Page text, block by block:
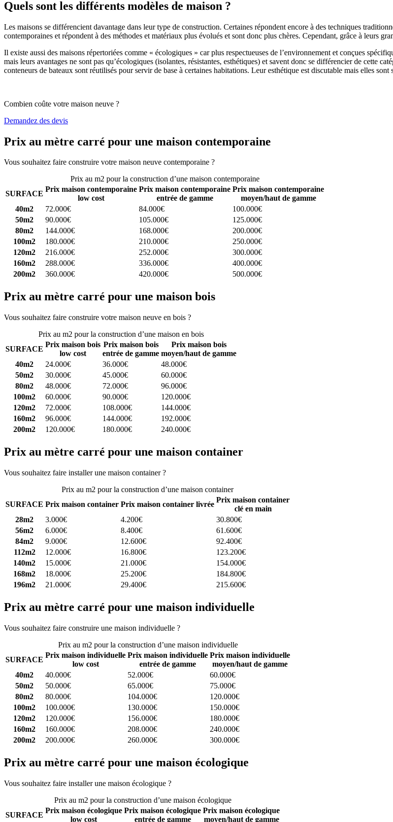
Quels sont les différents modèles de maison ?
Les maisons se différencient davantage dans leur type de construction. Certaines répondent encore à des techniques
contemporaines et répondent à des méthodes et matériaux plus évolués et sont donc plus chères. Cependant, grâce à leurs
Il existe aussi des maisons répertoriées comme « écologiques » car plus respectueuses de l’environnement et conçues
mais leurs avantages ne sont pas qu’écologiques (isolantes, résistantes, esthétiques) et savent donc se différencier de cette
conteneurs de bateaux sont réutilisés pour servir de base à certaines habitations. Leur esthétique est discutable mais elles sont
Combien coûte votre maison neuve ?
Demandez des devis
Prix au mètre carré pour une maison contemporaine
Vous souhaitez faire construire votre maison neuve contemporaine ?
Prix au m2 pour la construction d’une maison contemporaine
SURFACE
Prix maison contemporaine
low cost
Prix maison contemporaine
entrée de gamme
Prix maison contemporaine
moyen/haut de gamme
40m2
72.000€ 84.000€
100.000€
50m2
90.000€ 105.000€
125.000€
80m2
144.000€ 168.000€
200.000€
100m2
180.000€ 210.000€
250.000€
120m2
216.000€ 252.000€
300.000€
160m2
288.000€ 336.000€
400.000€
200m2
360.000€ 420.000€ 500.000€
Prix au mètre carré pour une maison bois
Vous souhaitez faire construire votre maison neuve en bois ?
Prix au m2 pour la construction d’une maison en bois
SURFACE
Prix maison bois
low cost
Prix maison bois
entrée de gamme
Prix maison bois
moyen/haut de gamme
40m2
24.000€ 36.000€
48.000€
50m2
30.000€ 45.000€
60.000€
80m2
48.000€ 72.000€
96.000€
100m2
60.000€ 90.000€
120.000€
120m2
72.000€ 108.000€
144.000€
160m2
96.000€ 144.000€
192.000€
200m2
120.000€ 180.000€ 240.000€
Prix au mètre carré pour une maison container
Vous souhaitez faire installer une maison container ?
Prix au m2 pour la construction d’une maison container
SURFACE Prix maison container Prix maison container livrée
Prix maison container
clé en main
28m2
3.000€ 4.200€
30.800€
56m2
6.000€ 8.400€
61.600€
84m2
9.000€ 12.600€
92.400€
112m2
12.000€ 16.800€
123.200€
140m2
15.000€ 21.000€
154.000€
168m2
18.000€ 25.200€
184.800€
196m2
21.000€ 29.400€ 215.600€
Prix au mètre carré pour une maison individuelle
Vous souhaitez faire construire une maison individuelle ?
Prix au m2 pour la construction d’une maison individuelle
SURFACE
Prix maison individuelle
low cost
Prix maison individuelle
entrée de gamme
Prix maison individuelle
moyen/haut de gamme
40m2
40.000€ 52.000€
60.000€
50m2
50.000€ 65.000€
75.000€
80m2
80.000€ 104.000€
120.000€
100m2
100.000€ 130.000€
150.000€
120m2
120.000€ 156.000€
180.000€
160m2
160.000€ 208.000€
240.000€
200m2
200.000€ 260.000€ 300.000€
Prix au mètre carré pour une maison écologique
Vous souhaitez faire installer une maison écologique ?
Prix au m2 pour la construction d’une maison écologique
SURFACE
Prix maison écologique
low cost
Prix maison écologique
entrée de gamme
Prix maison écologique
moyen/haut de gamme